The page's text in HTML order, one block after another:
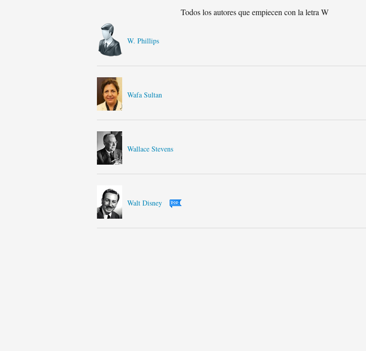
Todos los autores que empiecen con la letra W
W. Phillips
Wafa Sultan
Wallace Stevens
Walt Disney